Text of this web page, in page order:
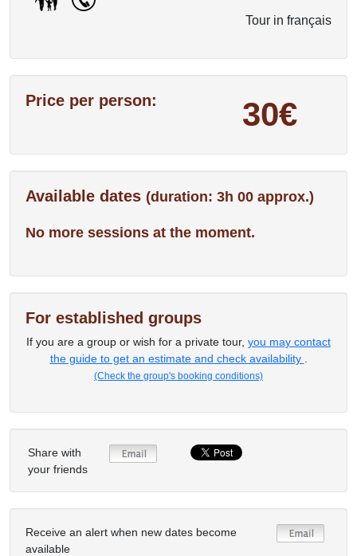
Tour in français
Price per person: 30€
Available dates (duration: 3h 00 approx.)
No more sessions at the moment.
For established groups
If you are a group or wish for a private tour, you may contact
the guide to get an estimate and check availability
(Check the group's booking conditions)
Share with
your friends
Receive an alert when new dates become
available